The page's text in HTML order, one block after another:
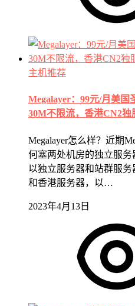
主机推荐
Megalayer：99元/月美国
30M不限流，香港CN2独
Megalayer怎么样？近期
何塞两处机房的独立服
以独立服务器和站群服
和香港服务器，以…
2023年4月13日